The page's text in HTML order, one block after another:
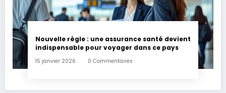
Nouvelle règle : une assurance santé devient
indispensable pour voyager dans ce pays
15 janvier 2026 0 Commentaires